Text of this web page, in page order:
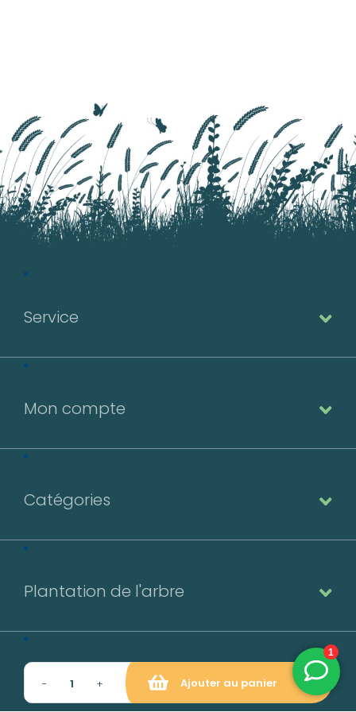
− + Ajouter au panier
Service
Mon compte
Catégories
Plantation de l'arbre
Contact